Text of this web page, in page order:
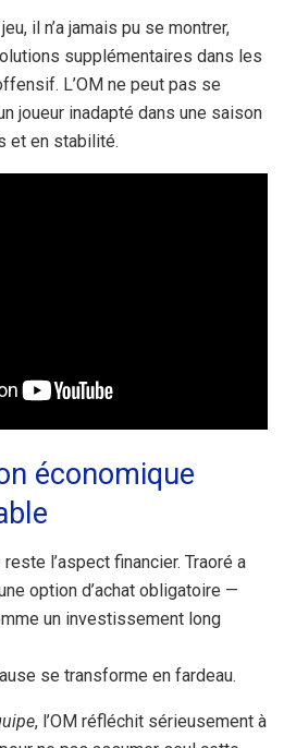
il n’a jamais pu se montrer,
supplémentaires dans les
L’OM ne peut pas se
joueur inadapté dans une saison
et en stabilité.
économique
l’aspect financier. Traoré a
option d’achat obligatoire —
un investissement long
se transforme en fardeau.
, l’OM réfléchit sérieusement à